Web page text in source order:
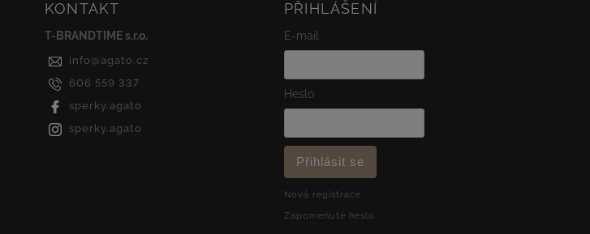
KONTAKT
T-BRANDTIME s.r.o.
info @agato.cz
606 559 337
sperky.agato
sperky.agato
PŘIHLÁŠENÍ
E-mail
Heslo
Přihlásit se
Nová registrace
Zapomenuté heslo